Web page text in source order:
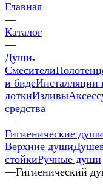
Главная
—
Каталог
—
Души
Смесители
и бидеИнсталляции
лоткиИзливы
средства
—
Гигиенические души
Верхние души
стойкиРучные души
—Гигиенический